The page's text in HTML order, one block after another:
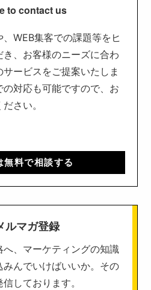
to contact us
WEB集客での課題等をヒ
、お客様のニーズに合わ
ービスをご提案いたしま
対応も可能ですので、お
さい。
無料で相談する
ルマガ登録
へ、マーケティングの知識
んでいけばいいか。その
しております。